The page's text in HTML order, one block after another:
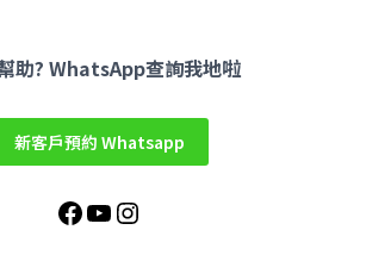
助? WhatsApp查詢我地啦
新客戶預約 Whatsapp
Facebook
YouTube
Instagram